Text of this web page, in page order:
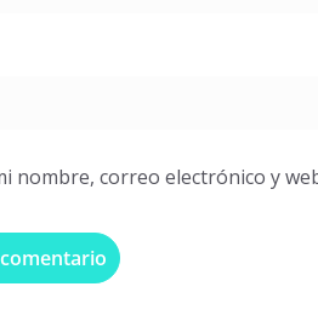
nombre, correo electrónico y